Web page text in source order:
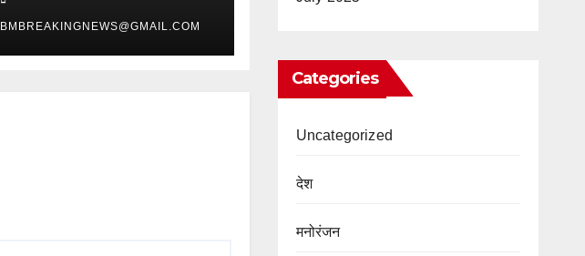
सम्मानित
BMBREAKINGNEWS@GMAIL.COM
Categories
Uncategorized
देश
मनोरंजन